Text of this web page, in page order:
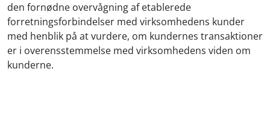
den fornødne overvågning af etablerede
forretningsforbindelser med virksomhedens kunder
med henblik på at vurdere, om kundernes transaktioner
er i overensstemmelse med virksomhedens viden om
kunderne.